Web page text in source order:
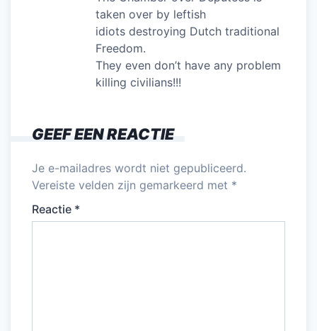
taken over by leftish
idiots destroying Dutch traditional
Freedom.
They even don’t have any problem
killing civilians!!!
GEEF EEN REACTIE
Je e-mailadres wordt niet gepubliceerd.
Vereiste velden zijn gemarkeerd met *
Reactie *